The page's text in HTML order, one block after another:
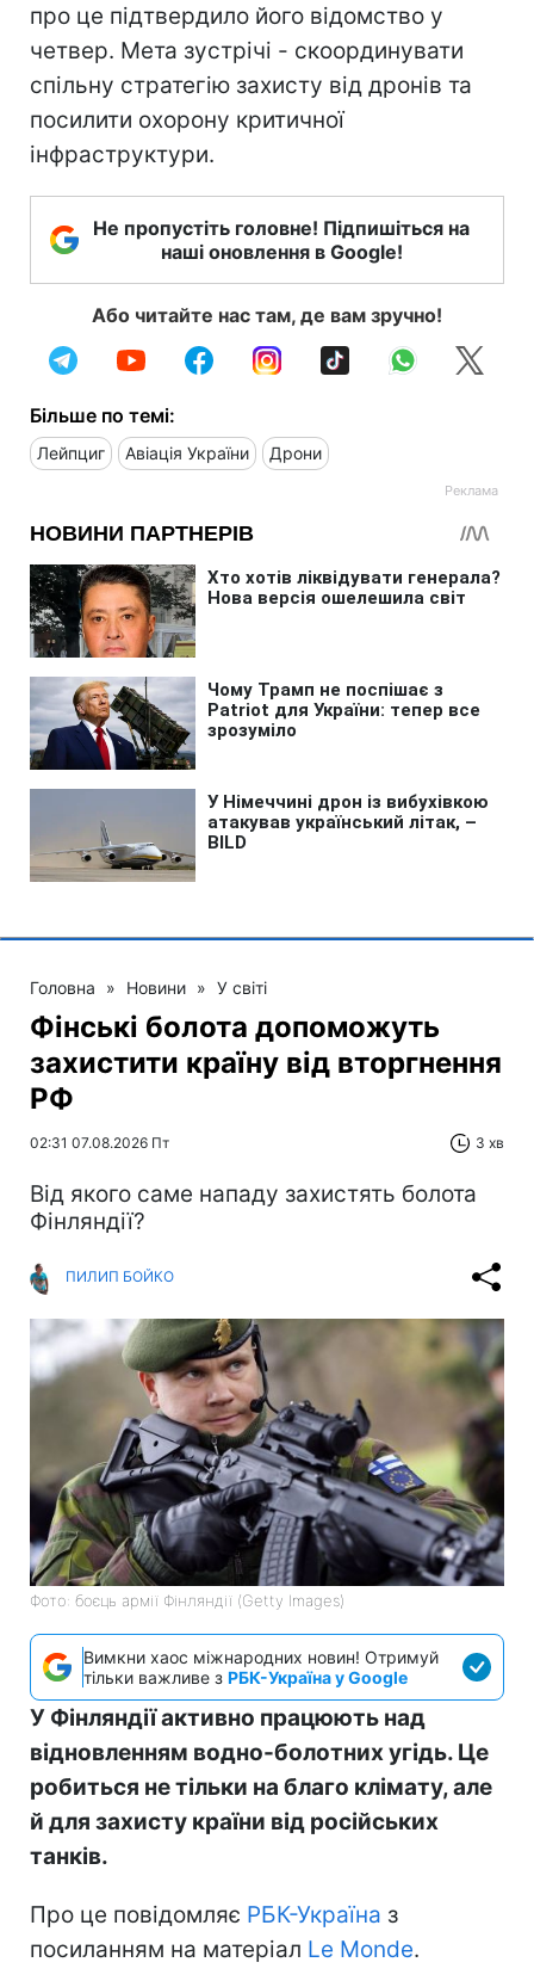
про це підтвердило його відомство у
четвер. Мета зустрічі - скоординувати
спільну стратегію захисту від дронів та
посилити охорону критичної
інфраструктури.
Не пропустіть головне! Підпишіться на
наші оновлення в Google!
Або читайте нас там, де вам зручно!
Більше по темі:
Лейпциг Авіація України Дрони
Головна » Новини » У світі
Фінські болота допоможуть
захистити країну від вторгнення
РФ
02:31 07.08.2026 Пт 3 хв
Від якого саме нападу захистять болота
Фінляндії?
ПИЛИП БОЙКО
Фото: боєць армії Фінляндії (Getty Images)
Вимкни хаос міжнародних новин! Отримуй
тільки важливе з РБК-Україна у Google
У Фінляндії активно працюють над
відновленням водно-болотних угідь. Це
робиться не тільки на благо клімату, але
й для захисту країни від російських
танків.
Про це повідомляє РБК-Україна з
посиланням на матеріал Le Monde.